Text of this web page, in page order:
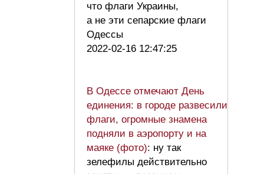
что флаги Украины,
а не эти сепарские флаги
Одессы
2022-02-16 12:47:25
В Одессе отмечают День
единения: в городе развесили
флаги, огромные знамена
подняли в аэропорту и на
маяке (фото): ну так
зелефилы действительно